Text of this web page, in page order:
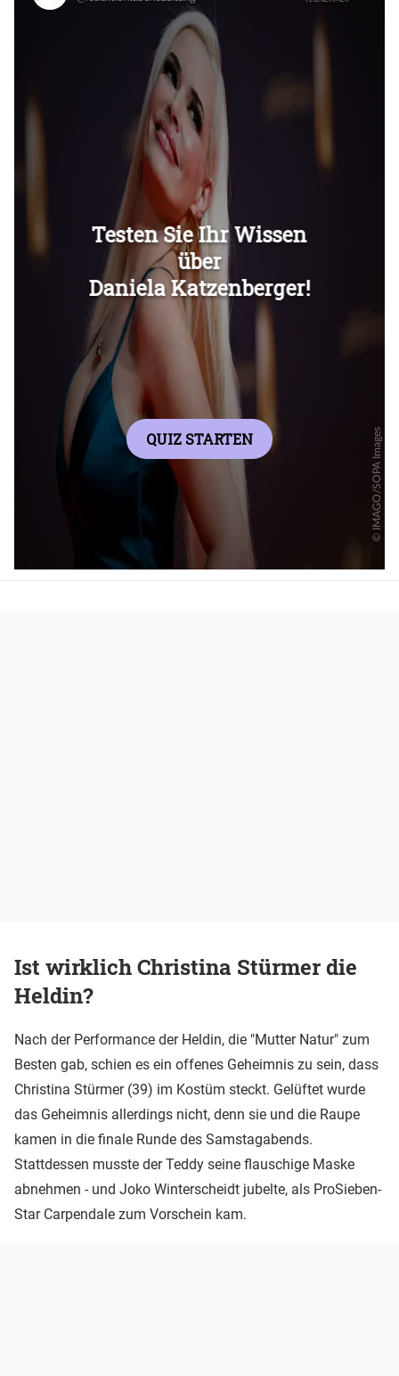
Überspringen
Ist wirklich Christina Stürmer die
Heldin?
Nach der Performance der Heldin, die "Mutter Natur" zum
Besten gab, schien es ein offenes Geheimnis zu sein, dass
Christina Stürmer (39) im Kostüm steckt. Gelüftet wurde
das Geheimnis allerdings nicht, denn sie und die Raupe
kamen in die finale Runde des Samstagabends.
Stattdessen musste der Teddy seine flauschige Maske
abnehmen - und Joko Winterscheidt jubelte, als ProSieben-
Star Carpendale zum Vorschein kam.